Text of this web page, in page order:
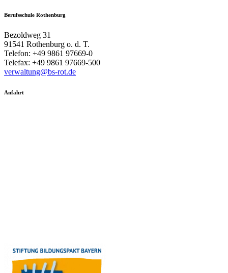
Berufsschule Rothenburg
Bezoldweg 31
91541 Rothenburg o. d. T.
Telefon: +49 9861 97669-0
Telefax: +49 9861 97669-500
verwaltung@bs-rot.de
Anfahrt